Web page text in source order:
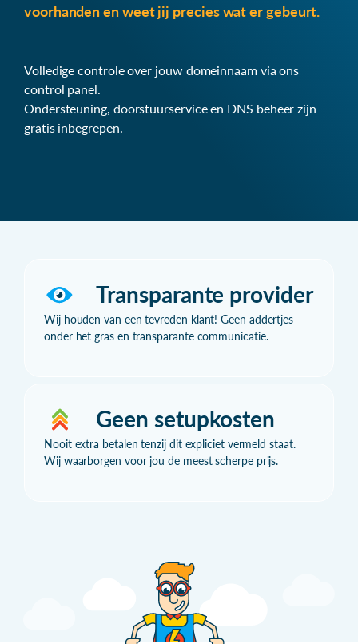
voorhanden en weet jij precies wat er gebeurt.
Volledige controle over jouw domeinnaam via ons
control panel.
Ondersteuning, doorstuurservice en DNS beheer zijn
gratis inbegrepen.
Transparante provider
Wij houden van een tevreden klant! Geen addertjes
onder het gras en transparante communicatie.
Geen setupkosten
Nooit extra betalen tenzij dit expliciet vermeld staat.
Wij waarborgen voor jou de meest scherpe prijs.